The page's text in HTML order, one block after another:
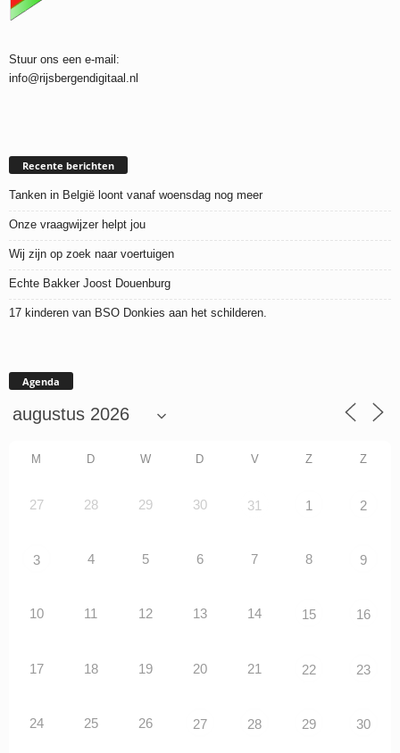
Stuur ons een e-mail:
info@rijsbergendigitaal.nl
Recente berichten
Tanken in België loont vanaf woensdag nog meer
Onze vraagwijzer helpt jou
Wij zijn op zoek naar voertuigen
Echte Bakker Joost Douenburg
17 kinderen van BSO Donkies aan het schilderen.
Agenda
M D W D V Z Z
27 28 29 30 31 1 2
3 4 5 6 7 8 9
10 11 12 13 14 15 16
17 18 19 20 21 22 23
24 25 26 27 28 29 30